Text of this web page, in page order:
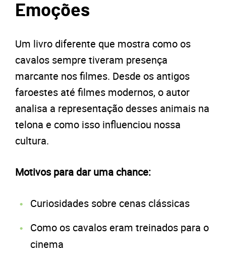
Emoções
Um livro diferente que mostra como os
cavalos sempre tiveram presença
marcante nos filmes. Desde os antigos
faroestes até filmes modernos, o autor
analisa a representação desses animais na
telona e como isso influenciou nossa
cultura.
Motivos para dar uma chance:
Curiosidades sobre cenas clássicas
Como os cavalos eram treinados para o
cinema